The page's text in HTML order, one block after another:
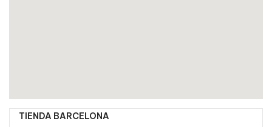
TIENDA BARCELONA